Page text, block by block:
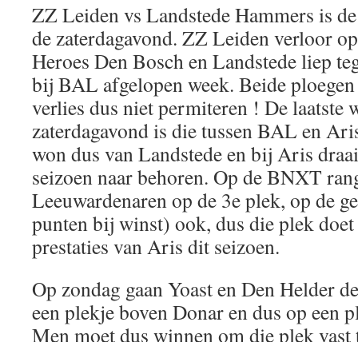
ZZ Leiden vs Landstede Hammers is
de zaterdagavond. ZZ Leiden verloor
Heroes Den Bosch en Landstede liep
bij BAL afgelopen week. Beide
verlies dus niet permiteren ! De laatste
zaterdagavond is die tussen BAL en
won dus van Landstede en bij Aris
seizoen naar behoren. Op de BNXT
Leeuwardenaren op de 3e plek, op de
punten bij winst) ook, dus die plek doet
prestaties van Aris dit seizoen.
Op zondag gaan Yoast en Den Helder
een plekje boven Donar en dus op een
Men moet dus winnen om die plek